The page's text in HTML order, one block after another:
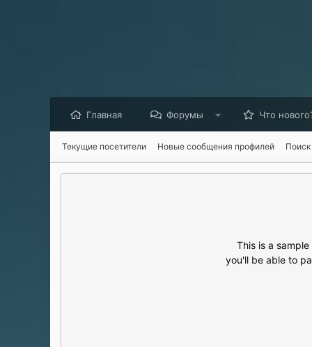
Главная Форумы Что
Текущие посетители Новые сообщения профилей
This is a
you'll be able to